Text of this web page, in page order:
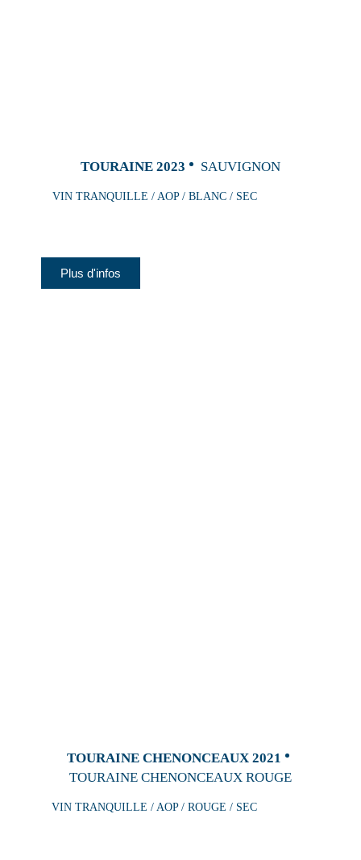
TOURAINE 2023 SAUVIGNON
VIN TRANQUILLE / AOP / BLANC / SEC
Plus d'infos
TOURAINE CHENONCEAUX 2021
TOURAINE CHENONCEAUX ROUGE
VIN TRANQUILLE / AOP / ROUGE / SEC